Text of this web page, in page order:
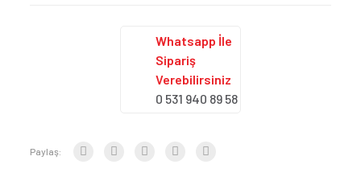
Whatsapp İle
Sipariş
Verebilirsiniz
0 531 940 89 58
Paylaş: